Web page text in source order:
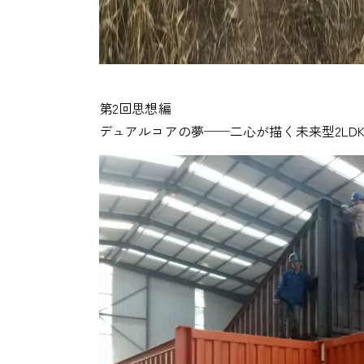
第2回思想編
デュアルコアの夢──二心が描く未来型